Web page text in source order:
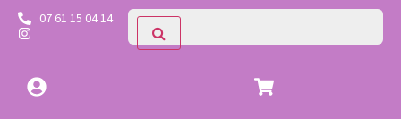
07 61 15 04 14